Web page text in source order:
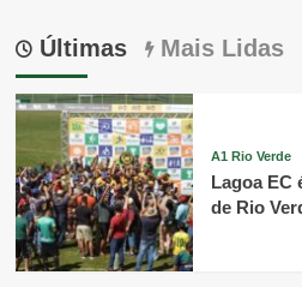
Últimas Mais Lidas
A1 Rio Verde
Lagoa EC
de Rio